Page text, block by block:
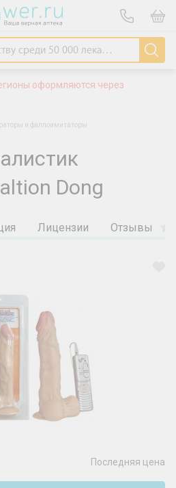
оформляются через
и фаллоимитаторы
Dong
Лицензии Отзывы
Последняя цена